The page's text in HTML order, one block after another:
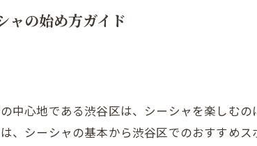
ャの始め方ガイド
中心地である渋谷区は、シーシャを楽しむ
、シーシャの基本から渋谷区でのおすすめ